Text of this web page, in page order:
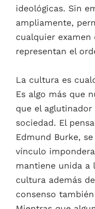
ideológicas. Sin
ampliamente,
cualquier
representan el
La cultura es
Es algo más que
que el
sociedad. El
Edmund Burke,
vínculo
mantiene unida a
cultura además
consenso